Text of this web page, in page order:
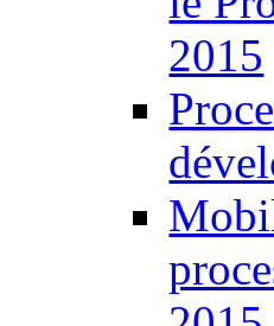
2015